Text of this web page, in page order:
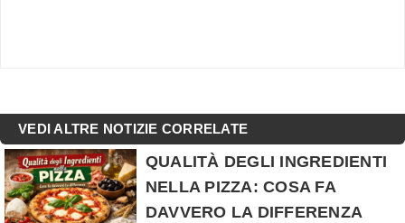
VEDI ALTRE NOTIZIE CORRELATE
QUALITÀ DEGLI INGREDIENTI
NELLA PIZZA: COSA FA
DAVVERO LA DIFFERENZA